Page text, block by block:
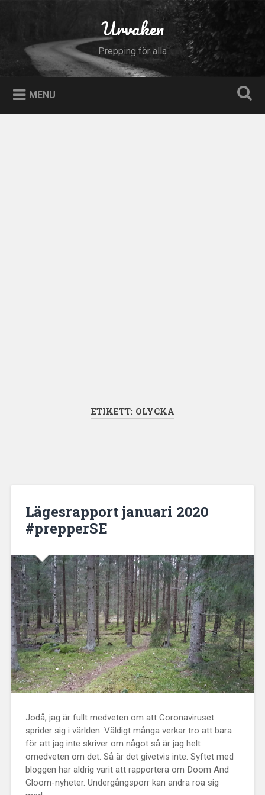
Urvaken
Prepping för alla
MENU
ETIKETT: OLYCKA
Lägesrapport januari 2020
#prepperSE
Jodå, jag är fullt medveten om att Coronaviruset
sprider sig i världen. Väldigt många verkar tro att bara
för att jag inte skriver om något så är jag helt
omedveten om det. Så är det givetvis inte. Syftet med
bloggen har aldrig varit att rapportera om Doom And
Gloom-nyheter. Undergångsporr kan andra roa sig